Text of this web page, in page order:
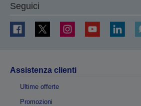
Seguici
Assistenza clienti
Ultime offerte
Promozioni